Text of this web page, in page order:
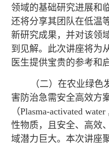
领域的基础研究进展和
还将分享其团队在低温
新研究成果，并对该领
到见解。此次讲座将为
医生提供宝贵的参考和
（二）在农业绿
害防治急需安全高效方
（Plasma-activated water
性物质，且安全、高效
域潜力巨大。本次讲座